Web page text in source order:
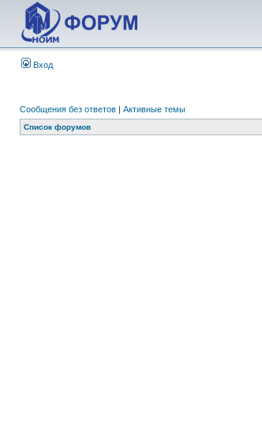
Вход
Сообщения без ответов | Активные темы
Список форумов